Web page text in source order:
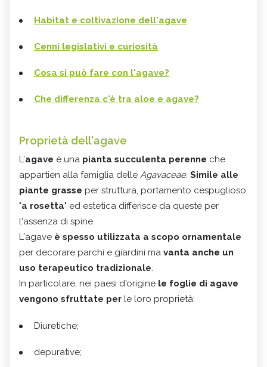
Habitat e coltivazione dell'agave
Cenni legislativi e curiosità
Cosa si può fare con l'agave?
Che differenza c'è tra aloe e agave?
Proprietà dell'agave
L'agave è una pianta succulenta perenne che
appartien alla famiglia delle Agavaceae. Simile alle
piante grasse per struttura, portamento cespuglioso
"a rosetta" ed estetica differisce da queste per
l'assenza di spine.
L'agave è spesso utilizzata a scopo ornamentale
per decorare parchi e giardini ma vanta anche un
uso terapeutico tradizionale.
In particolare, nei paesi d'origine le foglie di agave
vengono sfruttate per le loro proprietà:
Diuretiche;
depurative;